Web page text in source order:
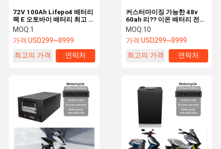
72V 100Ah Lifepo4 배터리
팩 E 오토바이 배터리 최고 성
능을 위해 주문 제작
MOQ:1
가격:USD299~8999
최고의 가격
연락처
커스터마이징 가능한 48v
60ah 리?? 이온 배터리 전기
오토바이 배터리 OEM
MOQ:10
가격:USD299~8999
최고의 가격
연락처